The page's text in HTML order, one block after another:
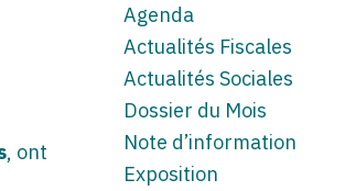
, ont
Agenda
Actualités Fiscales
Actualités Sociales
Dossier du Mois
Note d’information
Exposition